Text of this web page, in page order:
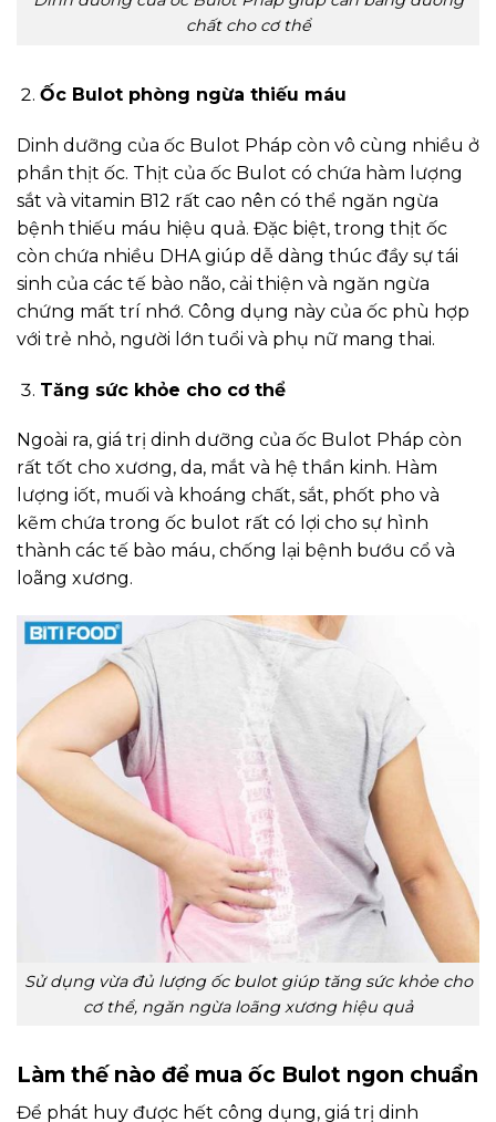
chất cho cơ thể
Ốc Bulot phòng ngừa thiếu máu
Dinh dưỡng của ốc Bulot Pháp còn vô cùng nhiều ở
phần thịt ốc. Thịt của ốc Bulot có chứa hàm lượng
sắt và vitamin B12 rất cao nên có thể ngăn ngừa
bệnh thiếu máu hiệu quả. Đặc biệt, trong thịt ốc
còn chứa nhiều DHA giúp dễ dàng thúc đầy sự tái
sinh của các tế bào não, cải thiện và ngăn ngừa
chứng mất trí nhớ. Công dụng này của ốc phù hợp
với trẻ nhỏ, người lớn tuổi và phụ nữ mang thai.
Tăng sức khỏe cho cơ thể
Ngoài ra, giá trị dinh dưỡng của ốc Bulot Pháp còn
rất tốt cho xương, da, mắt và hệ thần kinh. Hàm
lượng iốt, muối và khoáng chất, sắt, phốt pho và
kẽm chứa trong ốc bulot rất có lợi cho sự hình
thành các tế bào máu, chống lại bệnh bướu cổ và
loãng xương.
Sử dụng vừa đủ lượng ốc bulot giúp tăng sức khỏe cho
cơ thể, ngăn ngừa loãng xương hiệu quả
Làm thế nào để mua ốc Bulot ngon chuẩn
Để phát huy được hết công dụng, giá trị dinh